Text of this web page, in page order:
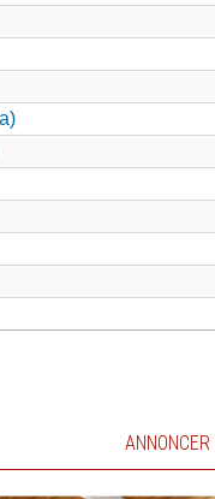
ANNONCER